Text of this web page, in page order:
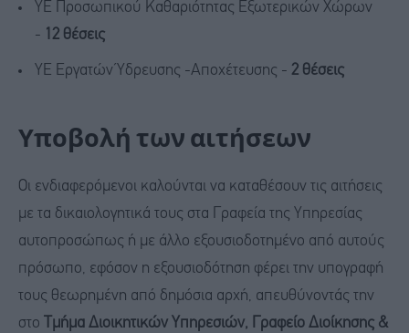
ΥΕ Προσωπικού Καθαριότητας Εξωτερικών Χώρων
- 12 θέσεις
ΥΕ Εργατών Ύδρευσης -Αποχέτευσης - 2 θέσεις
Υποβολή των αιτήσεων
Οι ενδιαφερόμενοι καλούνται να καταθέσουν τις αιτήσεις
με τα δικαιολογητικά τους στα Γραφεία της Υπηρεσίας
αυτοπροσώπως ή με άλλο εξουσιοδοτημένο από αυτούς
πρόσωπο, εφόσον η εξουσιοδότηση φέρει την υπογραφή
τους θεωρημένη από δημόσια αρχή, απευθύνοντάς την
στο
Τμήμα Διοικητικών Υπηρεσιών, Γραφείο Διοίκησης &